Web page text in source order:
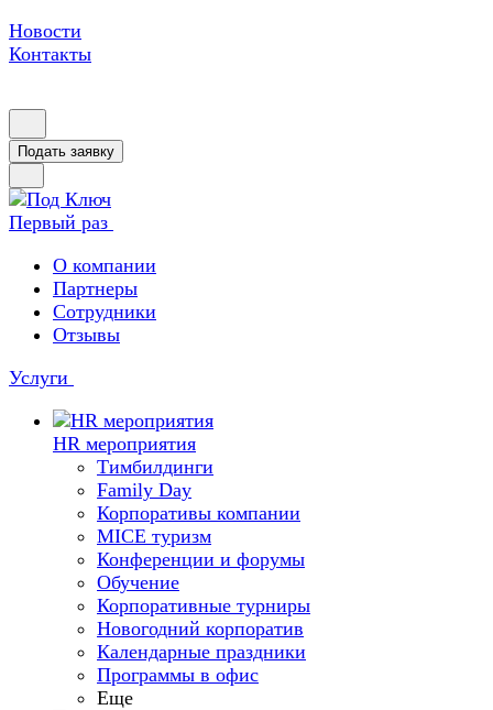
Новости
Контакты
Подать заявку
Первый раз
О компании
Партнеры
Сотрудники
Отзывы
Услуги
HR мероприятия
Тимбилдинги
Family Day
Корпоративы компании
MICE туризм
Конференции и форумы
Обучение
Корпоративные турниры
Новогодний корпоратив
Календарные праздники
Программы в офис
Еще